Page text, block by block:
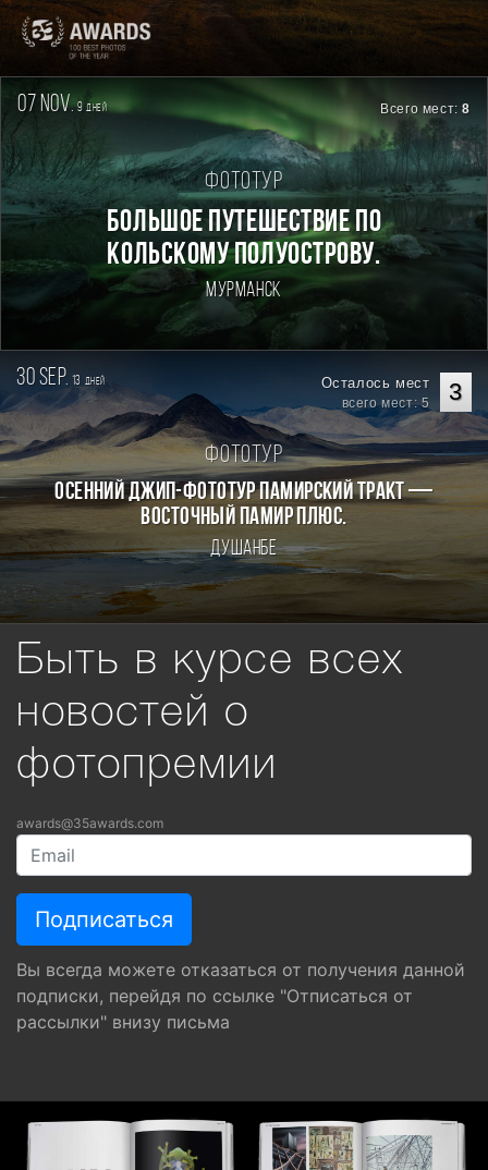
07 nov.9дней Всего мест:8
Фототур
БОЛЬШОЕ ПУТЕШЕСТВИЕ ПО
КОЛЬСКОМУ ПОЛУОСТРОВУ.
Мурманск
30 sep. 13 дней 3
Осталось мест
всего мест: 5
Фототур
Осенний джип-фототур Памирский Тракт —
Восточный Памир плюс.
Душанбе
Быть в курсе всех
новостей о
фотопремии
awards@35awards.com
Вы всегда можете отказаться от получения данной
подписки, перейдя по ссылке "Отписаться от
рассылки" внизу письма